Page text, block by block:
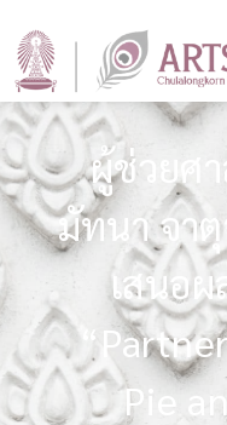
ผู้ช่วยศ
มัทนา จา
เสนอ
Pie